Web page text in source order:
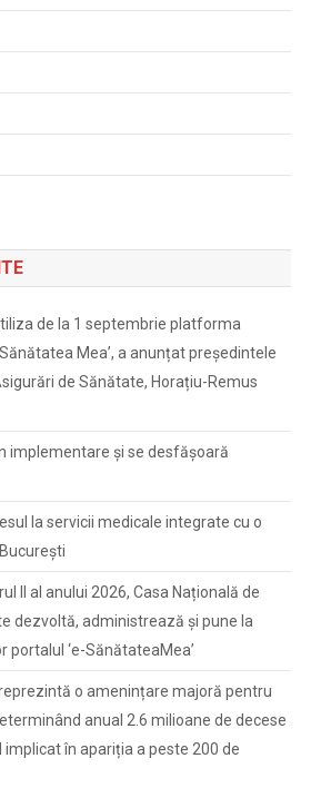
de la 1 septembrie platforma
Mea’, a anunțat președintele
de Sănătate, Horațiu-Remus
implementare și se desfășoară
la servicii medicale integrate cu o
II al anului 2026, Casa Națională de
dezvoltă, administrează și pune la
portalul ‘e-SănătateaMea’
o amenințare majoră pentru
anual 2.6 milioane de decese
implicat în apariția a peste 200 de